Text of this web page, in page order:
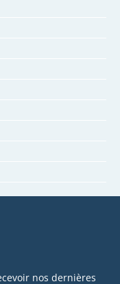
nos dernières